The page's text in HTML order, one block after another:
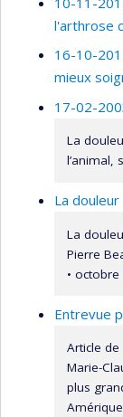
l'arthrose
16-10-
mieux
17-02-
La
l’animal,
La
La
Pierre
• octobre
Entrevue
Article
Marie-
plus